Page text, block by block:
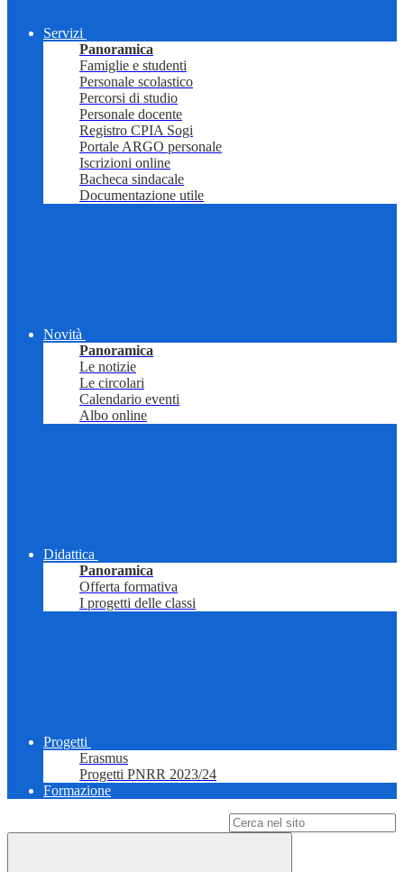
Servizi
Panoramica
Famiglie e studenti
Personale scolastico
Percorsi di studio
Personale docente
Registro CPIA Sogi
Portale ARGO personale
Iscrizioni online
Bacheca sindacale
Documentazione utile
Novità
Panoramica
Le notizie
Le circolari
Calendario eventi
Albo online
Didattica
Panoramica
Offerta formativa
I progetti delle classi
Progetti
Erasmus
Progetti PNRR 2023/24
Formazione